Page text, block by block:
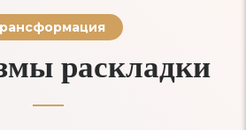
раскладки